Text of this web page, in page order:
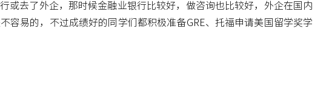
去了外企，那时候金融业银行比较好，做咨询也比较好，外企在国内
易的，不过成绩好的同学们都积极准备GRE、托福申请美国留学奖学